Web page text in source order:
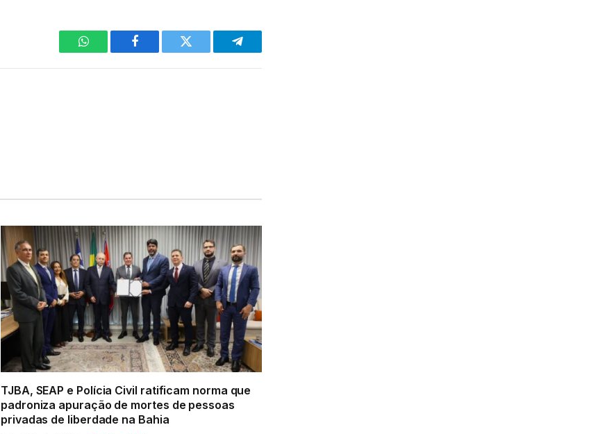
WhatsAppFacebook Twitter Telegram
TJBA, SEAP e Polícia Civil ratificam norma que
padroniza apuração de mortes de pessoas
privadas de liberdade na Bahia